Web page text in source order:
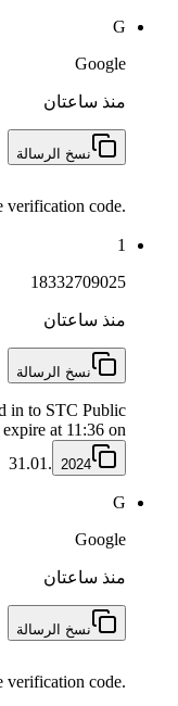
G
Google
منذ ساعتان
نسخ الرسالة
verification code.
1
18332709025
منذ ساعتان
نسخ الرسالة
in to STC Public
at 11:36 on
31.01.
2024
G
Google
منذ ساعتان
نسخ الرسالة
verification code.